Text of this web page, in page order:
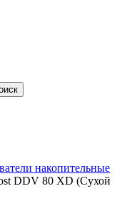
накопительные
DDV 80 XD (Сухой